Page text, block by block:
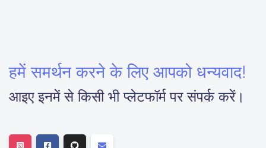
हमें समर्थन करने के लिए आपको धन्यवाद!
आइए इनमें से किसी भी प्लेटफॉर्म पर संपर्क करें।